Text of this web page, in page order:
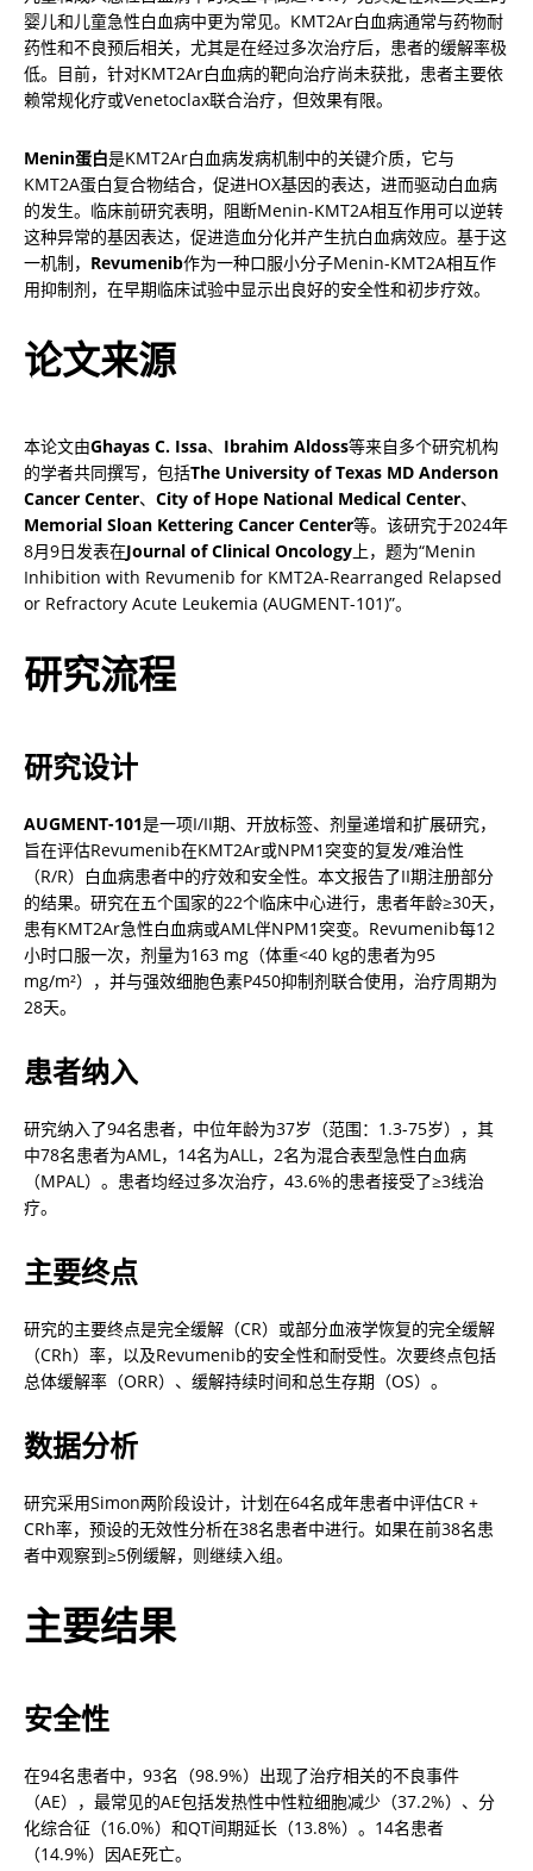
婴儿和儿童急性白血病中更为常见。KMT2Ar白血病通常与药物耐
药性和不良预后相关，尤其是在经过多次治疗后，患者的缓解率极
低。目前，针对KMT2Ar白血病的靶向治疗尚未获批，患者主要依
赖常规化疗或Venetoclax联合治疗，但效果有限。
Menin蛋白是KMT2Ar白血病发病机制中的关键介质，它与
KMT2A蛋白复合物结合，促进HOX基因的表达，进而驱动白血病
的发生。临床前研究表明，阻断Menin-KMT2A相互作用可以逆转
这种异常的基因表达，促进造血分化并产生抗白血病效应。基于这
一机制， Revumenib作为一种口服小分子Menin-KMT2A相互作
用抑制剂，在早期临床试验中显示出良好的安全性和初步疗效。
论文来源
本论文由Ghayas C. Issa、 Ibrahim Aldoss等来自多个研究机构
的学者共同撰写，包括The University of Texas MD Anderson
Cancer Center、 City of Hope National Medical Center、
Memorial Sloan Kettering Cancer Center等。该研究于2024年
8月9日发表在Journal of Clinical Oncology 上，题为“Menin
Inhibition with Revumenib for KMT2A-Rearranged Relapsed
or Refractory Acute Leukemia (AUGMENT-101)”。
研究流程
研究设计
AUGMENT-101是一项I/II期、开放标签、剂量递增和扩展研究，
旨在评估Revumenib在KMT2Ar或NPM1突变的复发/难治性
（R/R）白血病患者中的疗效和安全性。本文报告了II期注册部分
的结果。研究在五个国家的22个临床中心进行，患者年龄≥30天，
患有KMT2Ar急性白血病或AML伴NPM1突变。Revumenib每12
小时口服一次，剂量为163 mg（体重<40 kg的患者为95
mg/m²），并与强效细胞色素P450抑制剂联合使用，治疗周期为
28天。
患者纳入
研究纳入了94名患者，中位年龄为37岁（范围：1.3-75岁），其
中78名患者为AML，14名为ALL，2名为混合表型急性白血病
（MPAL）。患者均经过多次治疗，43.6%的患者接受了≥3线治
疗。
主要终点
研究的主要终点是完全缓解（CR）或部分血液学恢复的完全缓解
（CRh）率，以及Revumenib的安全性和耐受性。次要终点包括
总体缓解率（ORR）、缓解持续时间和总生存期（OS）。
数据分析
研究采用Simon两阶段设计，计划在64名成年患者中评估CR +
CRh率，预设的无效性分析在38名患者中进行。如果在前38名患
者中观察到≥5例缓解，则继续入组。
主要结果
安全性
在94名患者中，93名（98.9%）出现了治疗相关的不良事件
（AE），最常见的AE包括发热性中性粒细胞减少（37.2%）、分
化综合征（16.0%）和QT间期延长（13.8%）。14名患者
（14.9%）因AE死亡。